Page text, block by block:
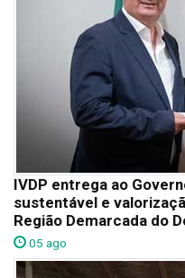
IVDP entrega ao
sustentável e
Região Demarcada do
05 ago